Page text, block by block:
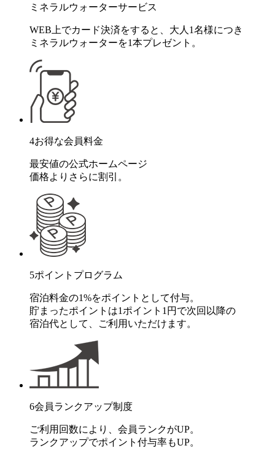
ミネラルウォーターサービス
WEB上でカード決済をすると、大人1名様につき
ミネラルウォーターを1本プレゼント。
4お得な会員料金
最安値の公式ホームページ
価格よりさらに割引。
5ポイントプログラム
宿泊料金の1%をポイントとして付与。
貯まったポイントは1ポイント1円で次回以降の
宿泊代として、ご利用いただけます。
6会員ランクアップ制度
ご利用回数により、会員ランクがUP。
ランクアップでポイント付与率もUP。